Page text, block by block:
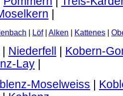
Löf| Alken Kattenes
Niederfell
Kobern-
Lay
Moselweiss